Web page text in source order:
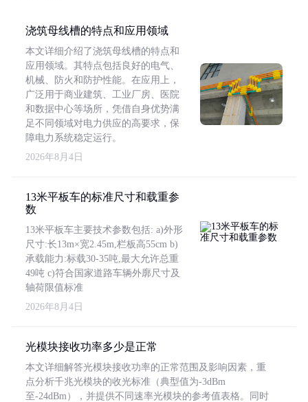
浇筑母线槽的特点和应用领域
本文详细介绍了浇筑母线槽的特点和
应用领域。其特点包括良好的电气、
机械、防火和防护性能。在应用上，
广泛用于商业建筑、工业厂房、医院
和数据中心等场所，凭借自身优势满
足不同领域对电力供应的高要求，保
障电力系统稳定运行。
2026年8月4日
13米平板车的标准尺寸和载重参
数
13米平板车主要技术参数包括: a)外形
尺寸:长13m×宽2.45m,栏板高55cm b)
承载能力:标载30-35吨,最大允许总重
49吨 c)符合国家道路车辆外廓尺寸及
轴荷限值标准
2026年8月4日
光模块接收功率多少是正常
本文详细解答光模块接收功率的正常范围及影响因素，重
点分析千兆光模块的收光标准（典型值为-3dBm
至-24dBm），并提供不同速率光模块的参考值表格。同时